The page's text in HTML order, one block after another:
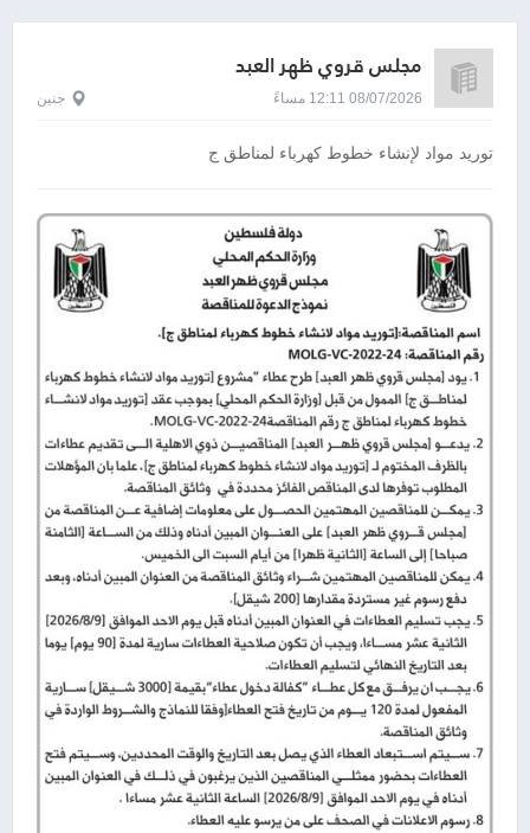
مجلس قروي ظهر العبد
08/07/2026 12:11 مساءً جنين
توريد مواد لإنشاء خطوط كهرباء لمناطق ج